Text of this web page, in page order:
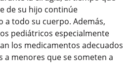
de su hijo continúe
todo su cuerpo. Además,
pediátricos especialmente
los medicamentos adecuados
a menores que se someten a